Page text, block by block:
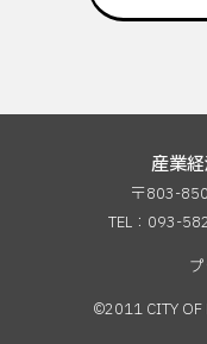
産業
〒803-
TEL：093-
©2011 CITY OF